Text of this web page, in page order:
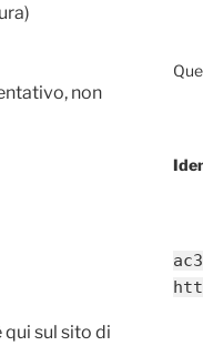
non
sul sito di